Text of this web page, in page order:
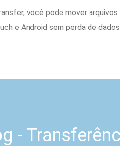
você pode mover arquivos
e Android sem perda de dados.
-